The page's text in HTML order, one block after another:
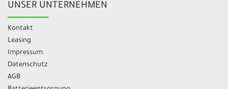
UNSER UNTERNEHMEN
Kontakt
Leasing
Impressum
Datenschutz
AGB